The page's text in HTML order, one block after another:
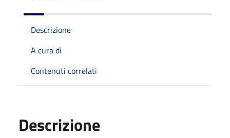
Descrizione
A cura di
Contenuti correlati
Descrizione